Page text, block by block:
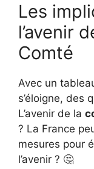
Les
l’avenir
Comté
Avec un
s’éloigne, des
L’avenir de la
? La France
mesures pour
l’avenir ? 🤔